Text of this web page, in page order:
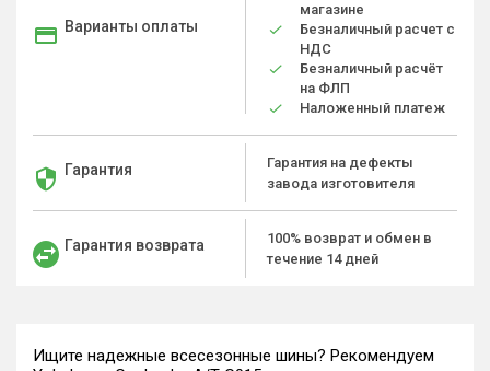
Варианты оплаты
магазине
Безналичный расчет с
НДС
Безналичный расчёт
на ФЛП
Наложенный платеж
Гарантия
Гарантия на дефекты
завода изготовителя
Гарантия возврата
100% возврат и обмен в
течение 14 дней
Ищите надежные всесезонные шины? Рекомендуем